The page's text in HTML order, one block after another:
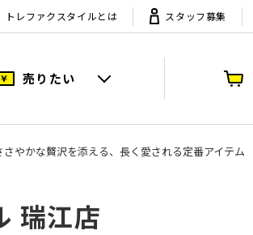
トレファクスタイルとは スタッフ募集
売りたい
さやかな贅沢を添える、長く愛される定番アイテム
瑞江店